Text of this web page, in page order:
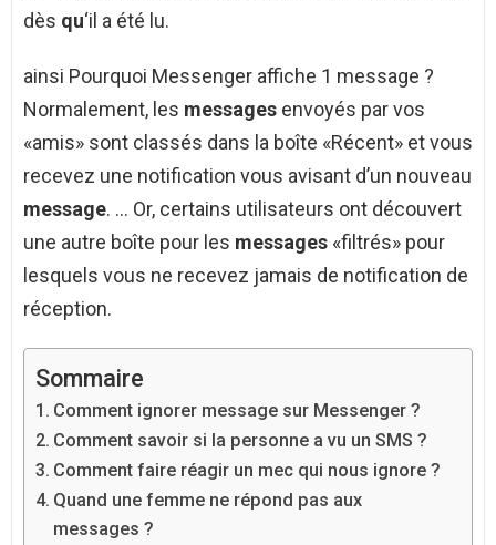
dès qu‘il a été lu.
ainsi Pourquoi Messenger affiche 1 message ?
Normalement, les messages envoyés par vos
«amis» sont classés dans la boîte «Récent» et vous
recevez une notification vous avisant d’un nouveau
message. … Or, certains utilisateurs ont découvert
une autre boîte pour les messages «filtrés» pour
lesquels vous ne recevez jamais de notification de
réception.
Sommaire
Comment ignorer message sur Messenger ?
Comment savoir si la personne a vu un SMS ?
Comment faire réagir un mec qui nous ignore ?
Quand une femme ne répond pas aux
messages ?